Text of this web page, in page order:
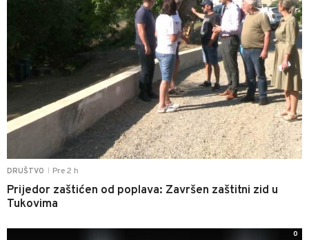
DRUŠTVO Pre 2 h
Prijedor zaštićen od poplava: Završen zaštitni zid u
Tukovima
0